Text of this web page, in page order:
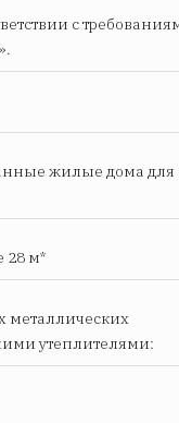
с
жилые дома для
28 м*
металлических
утеплителями: